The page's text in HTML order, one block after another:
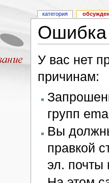
Ошибка
У вас нет
причинам:
групп
Вы
правкой
эл. почты
категория